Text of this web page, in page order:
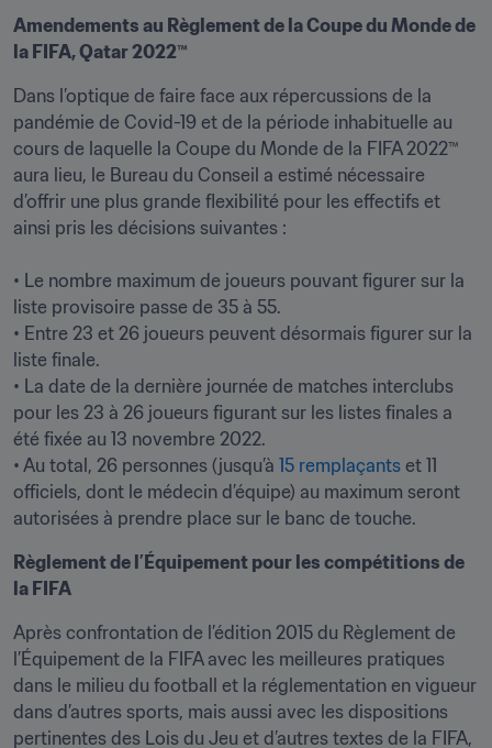
Amendements au Règlement de la Coupe du Monde de
la FIFA, Qatar 2022™
Dans l’optique de faire face aux répercussions de la
pandémie de Covid-19 et de la période inhabituelle au
cours de laquelle la Coupe du Monde de la FIFA 2022™
aura lieu, le Bureau du Conseil a estimé nécessaire
d’offrir une plus grande flexibilité pour les effectifs et
ainsi pris les décisions suivantes :
• Le nombre maximum de joueurs pouvant figurer sur la
liste provisoire passe de 35 à 55.
• Entre 23 et 26 joueurs peuvent désormais figurer sur la
liste finale.
• La date de la dernière journée de matches interclubs
pour les 23 à 26 joueurs figurant sur les listes finales a
été fixée au 13 novembre 2022.
• Au total, 26 personnes (jusqu’à 15 remplaçants et 11
officiels, dont le médecin d’équipe) au maximum seront
Règlement de l’Équipement pour les compétitions de
la FIFA
Après confrontation de l’édition 2015 du Règlement de
l’Équipement de la FIFA avec les meilleures pratiques
dans le milieu du football et la réglementation en vigueur
dans d’autres sports, mais aussi avec les dispositions
pertinentes des Lois du Jeu et d’autres textes de la FIFA,